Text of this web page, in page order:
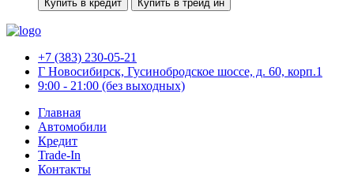
Купить в кредит Купить в трейд ин
+7 (383) 230-05-21
Г Новосибирск, Гусинобродское шоссе, д. 60, корп.1
9:00 - 21:00 (без выходных)
Главная
Автомобили
Кредит
Trade-In
Контакты